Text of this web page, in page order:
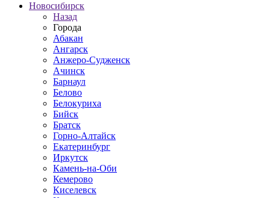
Новосибирск
Назад
Города
Абакан
Ангарск
Анжеро-Судженск
Ачинск
Барнаул
Белово
Белокуриха
Бийск
Братск
Горно-Алтайск
Екатеринбург
Иркутск
Камень-на-Оби
Кемерово
Киселевск